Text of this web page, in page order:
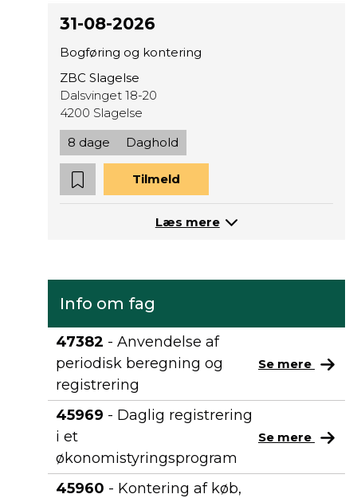
31-08-2026
Bogføring og kontering
ZBC Slagelse
Dalsvinget 18-20
4200 Slagelse
8 dage
Daghold
Tilmeld
Læs mere
Info om fag
47382 - Anvendelse af
periodisk beregning og
registrering
Se mere
45969 - Daglig registrering
i et
økonomistyringsprogram
Se mere
45960 - Kontering af køb,